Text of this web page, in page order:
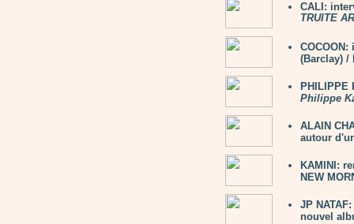
CALI:
TRUITE
(Barclay) /
PHILIPPE
Philippe
ALAIN
autour
KAMINI:
NEW
JP
nouvel